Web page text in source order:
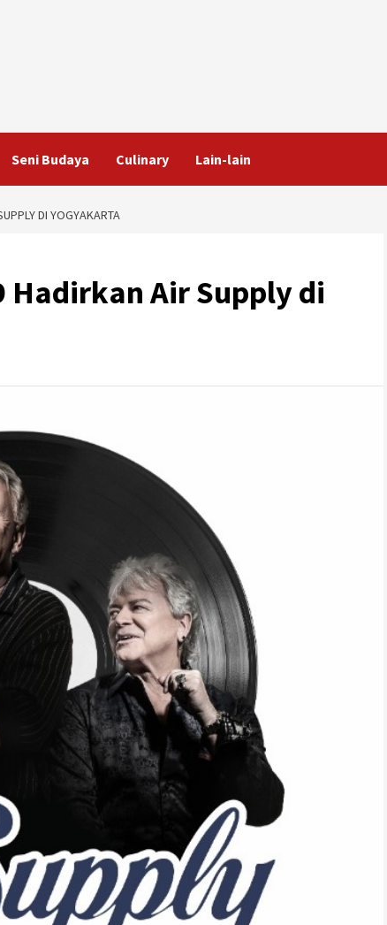
Seni Budaya Culinary Lain-lain
DI YOGYAKARTA
Hadirkan Air Supply di